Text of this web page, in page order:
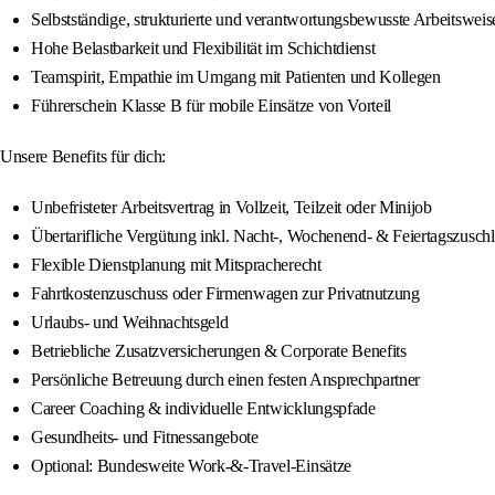
Selbstständige, strukturierte und verantwortungsbewusste
Hohe Belastbarkeit und Flexibilität im Schichtdienst
Teamspirit, Empathie im Umgang mit Patienten und Kollegen
Führerschein Klasse B für mobile Einsätze von Vorteil
Unsere Benefits für dich:
Unbefristeter Arbeitsvertrag in Vollzeit, Teilzeit oder Minijob
Übertarifliche Vergütung inkl. Nacht-, Wochenend- &
Flexible Dienstplanung mit Mitspracherecht
Fahrtkostenzuschuss oder Firmenwagen zur Privatnutzung
Urlaubs- und Weihnachtsgeld
Betriebliche Zusatzversicherungen & Corporate Benefits
Persönliche Betreuung durch einen festen Ansprechpartner
Career Coaching & individuelle Entwicklungspfade
Gesundheits- und Fitnessangebote
Optional: Bundesweite Work-&-Travel-Einsätze